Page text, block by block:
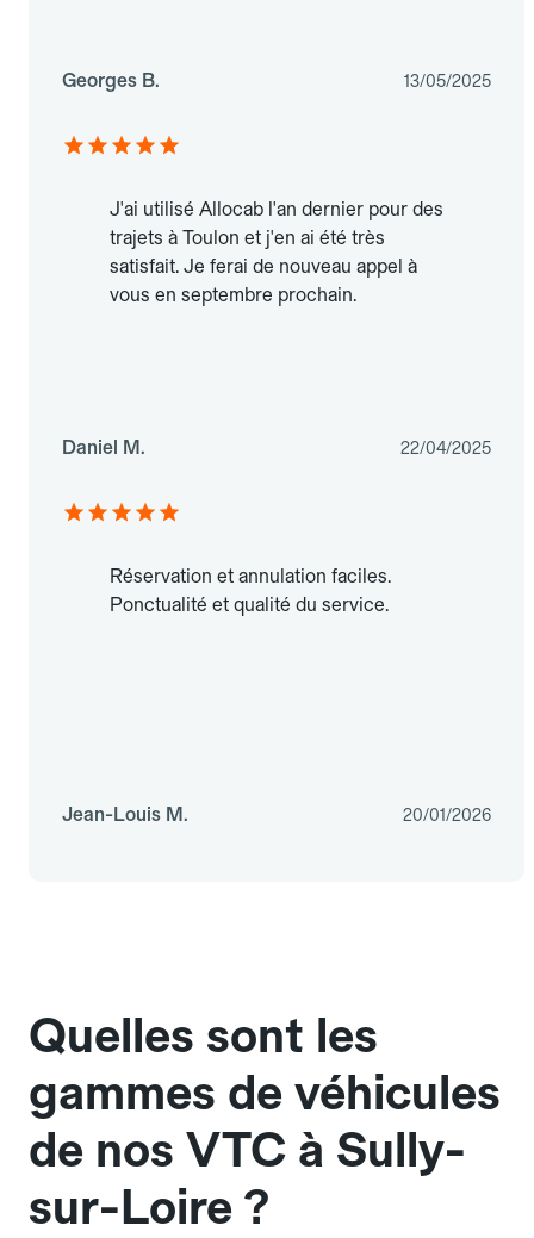
Georges B. 13/05/2025
J'ai utilisé Allocab l'an dernier pour des
trajets à Toulon et j'en ai été très
satisfait. Je ferai de nouveau appel à
vous en septembre prochain.
Daniel M. 22/04/2025
Réservation et annulation faciles.
Ponctualité et qualité du service.
Jean-Louis M. 20/01/2026
Quelles sont les
gammes de véhicules
de nos VTC à Sully-
sur-Loire ?